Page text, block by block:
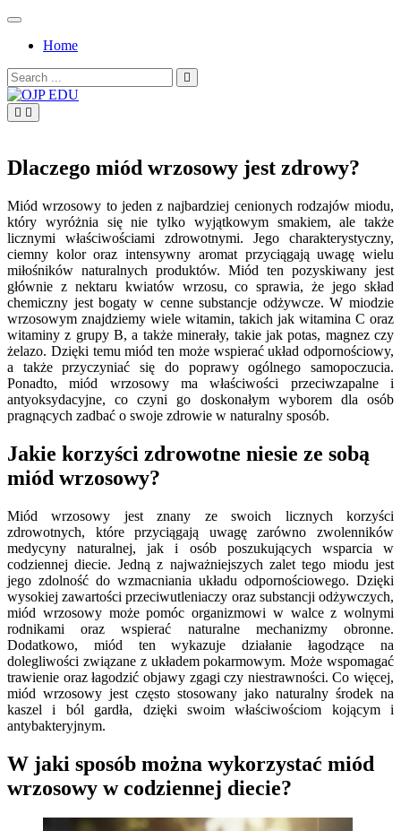
Skip
contentHome
Search
for:
Dlaczego miód wrzosowy jest zdrowy?
Miód wrzosowy to jeden z najbardziej cenionych rodzajów miodu,
który wyróżnia się nie tylko wyjątkowym smakiem, ale także
licznymi właściwościami zdrowotnymi. Jego charakterystyczny,
ciemny kolor oraz intensywny aromat przyciągają uwagę wielu
miłośników naturalnych produktów. Miód ten pozyskiwany jest
głównie z nektaru kwiatów wrzosu, co sprawia, że jego skład
chemiczny jest bogaty w cenne substancje odżywcze. W miodzie
wrzosowym znajdziemy wiele witamin, takich jak witamina C oraz
witaminy z grupy B, a także minerały, takie jak potas, magnez czy
żelazo. Dzięki temu miód ten może wspierać układ odpornościowy,
a także przyczyniać się do poprawy ogólnego samopoczucia.
Ponadto, miód wrzosowy ma właściwości przeciwzapalne i
antyoksydacyjne, co czyni go doskonałym wyborem dla osób
pragnących zadbać o swoje zdrowie w naturalny sposób.
Jakie korzyści zdrowotne niesie ze sobą
miód wrzosowy?
Miód wrzosowy jest znany ze swoich licznych korzyści
zdrowotnych, które przyciągają uwagę zarówno zwolenników
medycyny naturalnej, jak i osób poszukujących wsparcia w
codziennej diecie. Jedną z najważniejszych zalet tego miodu jest
jego zdolność do wzmacniania układu odpornościowego. Dzięki
wysokiej zawartości przeciwutleniaczy oraz substancji odżywczych,
miód wrzosowy może pomóc organizmowi w walce z wolnymi
rodnikami oraz wspierać naturalne mechanizmy obronne.
Dodatkowo, miód ten wykazuje działanie łagodzące na
dolegliwości związane z układem pokarmowym. Może wspomagać
trawienie oraz łagodzić objawy zgagi czy niestrawności. Co więcej,
miód wrzosowy jest często stosowany jako naturalny środek na
kaszel i ból gardła, dzięki swoim właściwościom kojącym i
antybakteryjnym.
W jaki sposób można wykorzystać miód
wrzosowy w codziennej diecie?